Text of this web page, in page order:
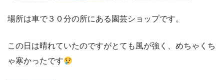
場所は車で３０分の所にある園芸ショップです。
この日は晴れていたのですがとても風が強く、めちゃくち
ゃ寒かったです